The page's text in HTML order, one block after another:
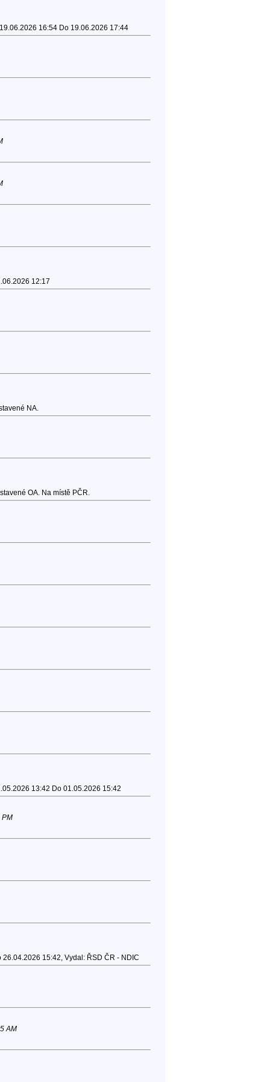
16:54 Do 19.06.2026 17:44
12:17
NA.
OA. Na místě PČR.
13:42 Do 01.05.2026 15:42
PM
15:42, Vydal: ŘSD ČR - NDIC
AM